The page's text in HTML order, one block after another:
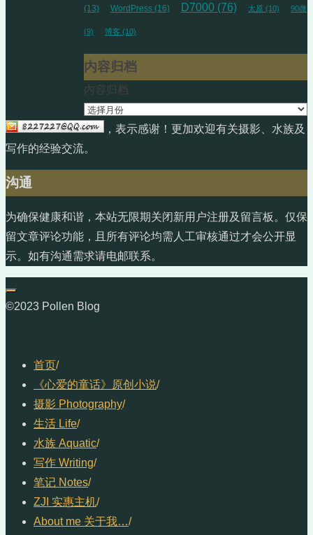
(13) WordPress (16) D7000 (76) 太原 (10) 90微
(9) 博客 (10)
内容归档
内容归档
，表示感谢！更加欢迎有关摄影、水族及
写作的经验交流。
沟通
为确保健康和谐，本站无限期关闭新用户注册及留言板。仅保
留文章评论功能，且所有评论均需人工审核通过才会公开显
示。如有沟通需求请电邮联系。
©2023 Pollen Blog
首页/
《心爱的童话》原创小说/
摄影 Photography/
生活 Life/
水族 Aquatic/
写作 Writing/
笔记 Notes/
ZJI 实惠主机/
About me 关于我…/